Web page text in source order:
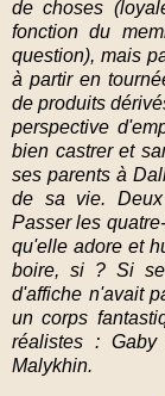
de choses
fonction du
question), mais
à partir en
de produits
perspective
bien castrer et
ses parents à
de sa vie. Deux
Passer les
qu'elle adore et
boire, si ? Si
d'affiche n'avait
un corps
réalistes :
Malykhin.